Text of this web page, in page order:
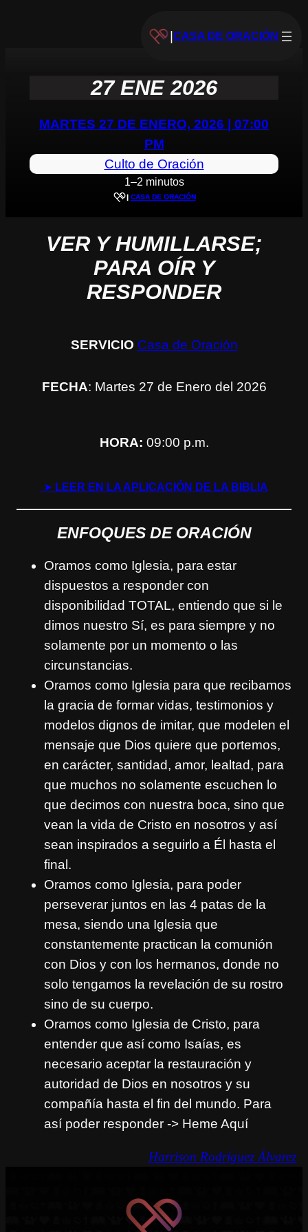
|CASA DE ORACIÓN
27 ENE 2026
MARTES 27 DE ENERO, 2026 | 07:00
PM
Culto de Oración
1–2 minutos
| CASA DE ORACIÓN
VER Y HUMILLARSE;
PARA OÍR Y
RESPONDER
SERVICIO Casa de Oración
FECHA: Martes 27 de Enero del 2026
HORA: 09:00 p.m.
➤ LEER EN LA APLICACIÓN DE LA BIBLIA
ENFOQUES DE ORACIÓN
Oramos como Iglesia, para estar
dispuestos a responder con
disponibilidad TOTAL, entiendo que si le
dimos nuestro Sí, es para siempre y no
solamente por un momento o las
circunstancias.
Oramos como Iglesia para que recibamos
la gracia de formar vidas, testimonios y
modelos dignos de imitar, que modelen el
mensaje que Dios quiere que portemos,
en carácter, santidad, amor, lealtad, para
que muchos no solamente escuchen lo
que decimos con nuestra boca, sino que
vean la vida de Cristo en nosotros y así
sean inspirados a seguirlo a Él hasta el
final.
Oramos como Iglesia, para poder
perseverar juntos en las 4 patas de la
mesa, siendo una Iglesia que
constantemente practican la comunión
con Dios y con los hermanos, donde no
solo tengamos la revelación de su rostro
sino de su cuerpo.
Oramos como Iglesia de Cristo, para
entender que así como Isaías, es
necesario aceptar la restauración y
autoridad de Dios en nosotros y su
compañía hasta el fin del mundo. Para
así poder responder -> Heme Aquí
Harrison Rodríguez Álvarez